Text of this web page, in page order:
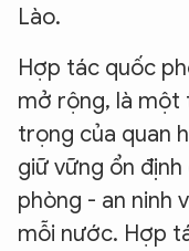
Lào.
Hợp tác quốc
mở rộng, là một
trọng của quan
giữ vững ổn
phòng - an ninh
mỗi nước. Hợp